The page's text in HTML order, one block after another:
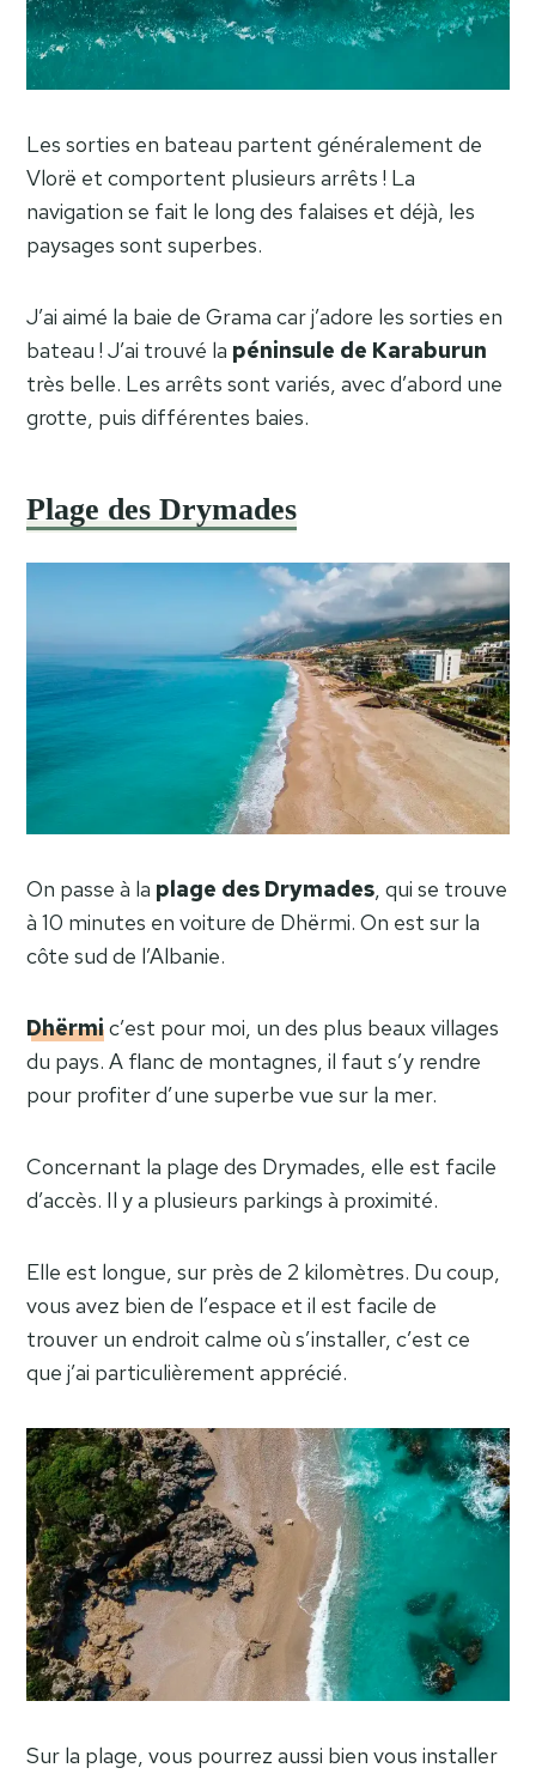
Les sorties en bateau partent généralement de
Vlorë et comportent plusieurs arrêts ! La
navigation se fait le long des falaises et déjà, les
paysages sont superbes.
J’ai aimé la baie de Grama car j’adore les sorties en
bateau ! J’ai trouvé la péninsule de Karaburun
très belle. Les arrêts sont variés, avec d’abord une
grotte, puis différentes baies.
Plage des Drymades
On passe à la plage des Drymades, qui se trouve
à 10 minutes en voiture de Dhërmi. On est sur la
côte sud de l’Albanie.
Dhërmic’est pour moi, un des plus beaux villages
du pays. A flanc de montagnes, il faut s’y rendre
pour profiter d’une superbe vue sur la mer.
Concernant la plage des Drymades, elle est facile
d’accès. Il y a plusieurs parkings à proximité.
Elle est longue, sur près de 2 kilomètres. Du coup,
vous avez bien de l’espace et il est facile de
trouver un endroit calme où s’installer, c’est ce
que j’ai particulièrement apprécié.
Sur la plage, vous pourrez aussi bien vous installer